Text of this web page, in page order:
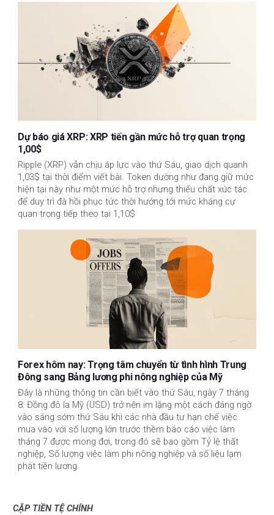
Dự báo giá XRP: XRP tiến gần mức hỗ trợ quan trọng
1,00$
Ripple (XRP) vẫn chịu áp lực vào thứ Sáu, giao dịch quanh
1,03$ tại thời điểm viết bài. Token dường như đang giữ mức
hiện tại này như một mức hỗ trợ nhưng thiếu chất xúc tác
để duy trì đà hồi phục tức thời hướng tới mức kháng cự
quan trọng tiếp theo tại 1,10$
Forex hôm nay: Trọng tâm chuyển từ tình hình Trung
Đông sang Bảng lương phi nông nghiệp của Mỹ
Đây là những thông tin cần biết vào thứ Sáu, ngày 7 tháng
8: Đồng đô la Mỹ (USD) trở nên im lặng một cách đáng ngờ
vào sáng sớm thứ Sáu khi các nhà đầu tư hạn chế việc
mua vào với số lượng lớn trước thềm báo cáo việc làm
tháng 7 được mong đợi, trong đó sẽ bao gồm Tỷ lệ thất
nghiệp, Số lượng việc làm phi nông nghiệp và số liệu lạm
phát tiền lương.
CẶP TIỀN TỆ CHÍNH